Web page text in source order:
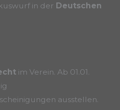
in der Deutschen
im Verein. Ab 01.01.
ausstellen.